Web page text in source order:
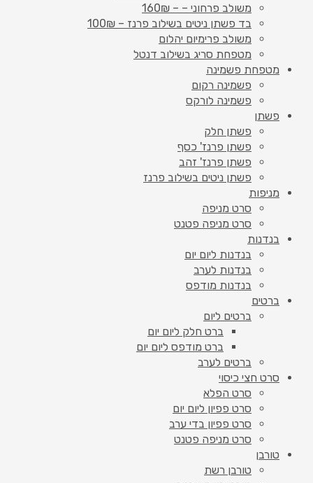
משולב פרחוני – – 160₪
בד פשתן ניטים בשילוב פרנז – 100₪
משולב פרימיום יהלום
מטפחת סריג בשילוב דנטל
מטפחת פשמינה
פשמינה רקום
פשמינה לורקס
פשתן
פשתן חלק
פשתן פרנז' כסף
פשתן פרנז' זהב
פשתן ניטים בשילוב פרנז
מניפות
סרט מניפה
סרט מניפה פטנט
בנדנות
בנדנות ליום יום
בנדנות לערב
בנדנות מודפס
ברטים
ברטים ליום
ברט חלק ליום יום
ברט מודפס ליום יום
ברטים לערב
סרט חצי כיסוי
סרט הפלא
סרט פפיון ליום יום
סרט פפיון בדי ערב
סרט מניפה פטנט
טורבן
טורבן רשת